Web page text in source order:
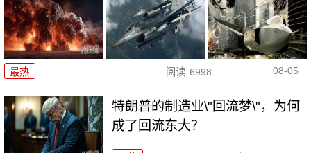
最热 阅读 6998 08-05
特朗普的制造业\"回流梦\"，为何
成了回流东大？